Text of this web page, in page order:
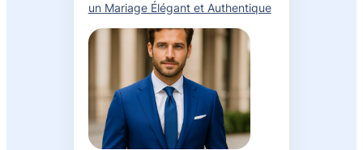
un Mariage Élégant et Authentique